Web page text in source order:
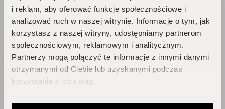
i reklam, aby oferować funkcje społecznościowe i
analizować ruch w naszej witrynie. Informacje o tym, jak
korzystasz z naszej witryny, udostępniamy partnerom
społecznościowym, reklamowym i analitycznym.
Partnerzy mogą połączyć te informacje z innymi danymi
otrzymanymi od Ciebie lub uzyskanymi podczas
korzystania z ich usług.
Blog
Zainspiruj się!